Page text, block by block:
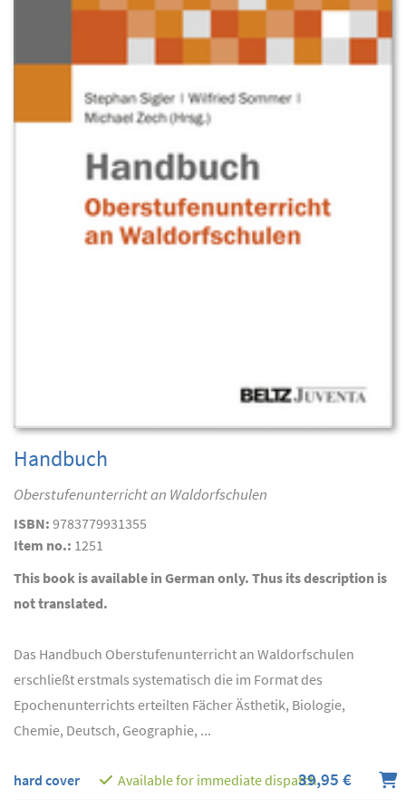
Handbuch
Oberstufenunterricht an Waldorfschulen
ISBN: 9783779931355
Item no.: 1251
This book is available in German only. Thus its description is
not translated.
Das Handbuch Oberstufenunterricht an Waldorfschulen
erschließt erstmals systematisch die im Format des
Epochenunterrichts erteilten Fächer Ästhetik, Biologie,
Chemie, Deutsch, Geographie, ...
hard cover Available for immediate dispatch39,95 €